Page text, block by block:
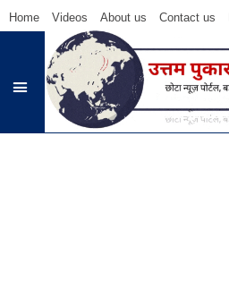
Home Videos About us Contact us